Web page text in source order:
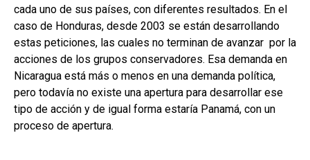
cada uno de sus países, con diferentes resultados. En el
caso de Honduras, desde 2003 se están desarrollando
estas peticiones, las cuales no terminan de avanzar por la
acciones de los grupos conservadores. Esa demanda en
Nicaragua está más o menos en una demanda política,
pero todavía no existe una apertura para desarrollar ese
tipo de acción y de igual forma estaría Panamá, con un
proceso de apertura.